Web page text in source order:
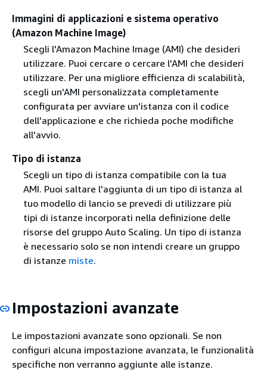
Immagini di applicazioni e sistema operativo
(Amazon Machine Image)
Scegli l'Amazon Machine Image (AMI) che desideri
utilizzare. Puoi cercare o cercare l'AMI che desideri
utilizzare. Per una migliore efficienza di scalabilità,
scegli un'AMI personalizzata completamente
configurata per avviare un'istanza con il codice
dell'applicazione e che richieda poche modifiche
all'avvio.
Tipo di istanza
Scegli un tipo di istanza compatibile con la tua
AMI. Puoi saltare l'aggiunta di un tipo di istanza al
tuo modello di lancio se prevedi di utilizzare più
tipi di istanze incorporati nella definizione delle
risorse del gruppo Auto Scaling. Un tipo di istanza
è necessario solo se non intendi creare un gruppo
di istanze miste.
Impostazioni avanzate
Le impostazioni avanzate sono opzionali. Se non
configuri alcuna impostazione avanzata, le funzionalità
specifiche non verranno aggiunte alle istanze.